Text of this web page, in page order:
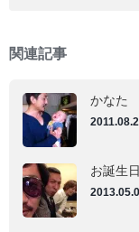
ン
ド
開
き
ま
す)
開
き
ま
す)
関連記事
かなた
お誕生